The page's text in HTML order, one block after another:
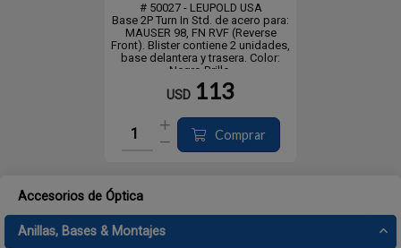
Accesorios de Óptica
Anillas, Bases & Montajes
# 50027 - LEUPOLD USA
Base 2P Turn In Std. de acero para:
MAUSER 98, FN RVF (Reverse
Front). Blister contiene 2 unidades,
base delantera y trasera. Color:
Negro Brillo.
USD 113
Comprar